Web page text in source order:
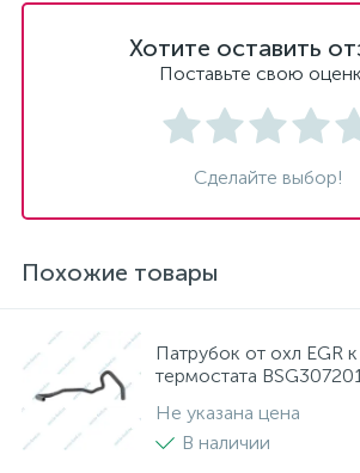
Хотите оставить
Поставьте свою
Сделайте выбор!
Похожие товары
Патрубок от охл EGR
термостата
Не указана цена
В наличии